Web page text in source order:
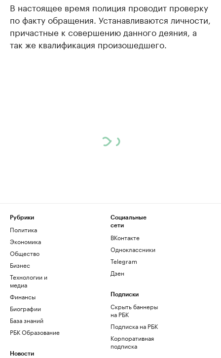
В настоящее время полиция проводит проверку
по факту обращения. Устанавливаются личности,
причастные к совершению данного деяния, а
так же квалификация произошедшего.
Рубрики
Политика
Экономика
Общество
Бизнес
Технологии и
медиа
Финансы
Биографии
База знаний
РБК Образование
Новости
Социальные
сети
ВКонтакте
Одноклассники
Telegram
Дзен
Подписки
Скрыть баннеры
на РБК
Подписка на РБК
Корпоративная
подписка